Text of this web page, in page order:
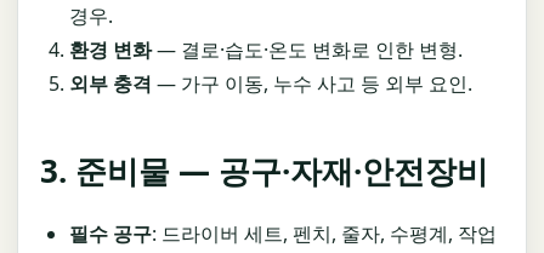
경우.
환경 변화— 결로·습도·온도 변화로 인한 변형.
외부 충격 — 가구 이동, 누수 사고 등 외부 요인.
3. 준비물 — 공구·자재·안전장비
필수 공구: 드라이버 세트, 펜치, 줄자, 수평계, 작업